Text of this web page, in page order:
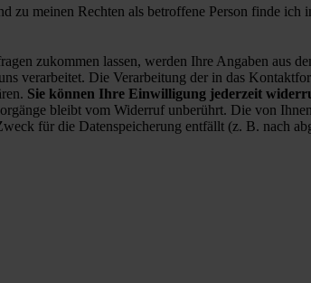
zu meinen Rechten als betroffene Person finde ich
zukommen lassen, werden Ihre Angaben aus
verarbeitet. Die Verarbeitung der in das
Sie können Ihre Einwilligung jederzeit
bleibt vom Widerruf unberührt. Die von
für die Datenspeicherung entfällt (z. B. nach